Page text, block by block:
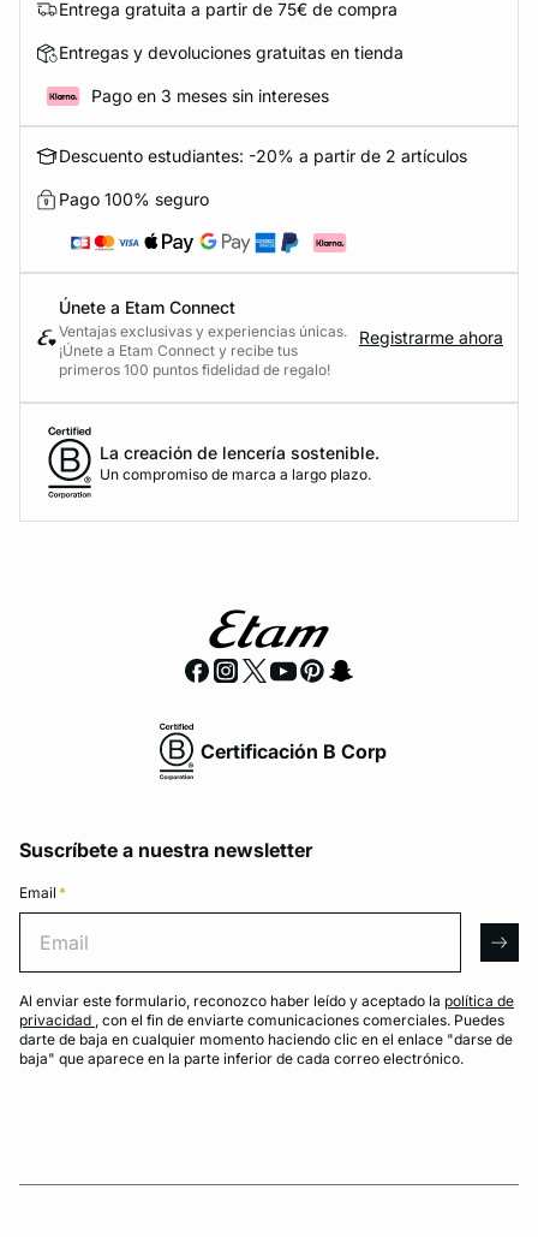
Entrega gratuita a partir de 75€ de compra
Entregas y devoluciones gratuitas en tienda
Pago en 3 meses sin intereses
Descuento estudiantes: -20% a partir de 2 artículos
Pago 100% seguro
Únete a Etam Connect
Ventajas exclusivas y experiencias únicas.
¡Únete a Etam Connect y recibe tus
primeros 100 puntos fidelidad de regalo!
Registrarme ahora
La creación de lencería sostenible.
Un compromiso de marca a largo plazo.
Certificación B Corp
Suscríbete a nuestra newsletter
Email *
Al enviar este formulario, reconozco haber leído y aceptado la política de
privacidad , con el fin de enviarte comunicaciones comerciales. Puedes
darte de baja en cualquier momento haciendo clic en el enlace "darse de
baja" que aparece en la parte inferior de cada correo electrónico.